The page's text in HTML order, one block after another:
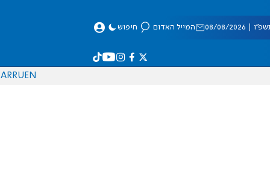
08/2026 המייל האדום חיפוש
EN
RU
AR